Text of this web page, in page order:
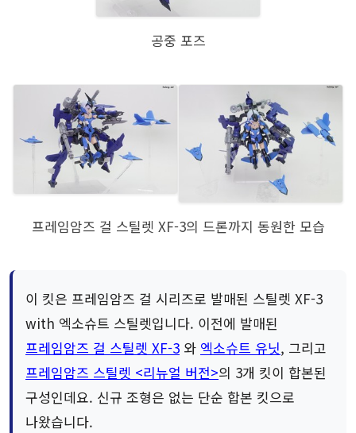
공중 포즈
프레임암즈 걸 스틸렛 XF-3의 드론까지 동원한 모습
이 킷은 프레임암즈 걸 시리즈로 발매된 스틸렛 XF-3
with 엑소슈트 스틸렛입니다. 이전에 발매된
프레임암즈 걸 스틸렛 XF-3 와 엑소슈트 유닛, 그리고
프레임암즈 스틸렛 <리뉴얼 버전>의 3개 킷이 합본된
구성인데요. 신규 조형은 없는 단순 합본 킷으로
나왔습니다.